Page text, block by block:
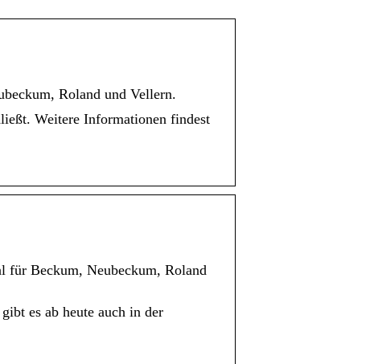
Roland und Vellern.
Weitere Informationen findest
für Beckum, Neubeckum, Roland
es ab heute auch in der